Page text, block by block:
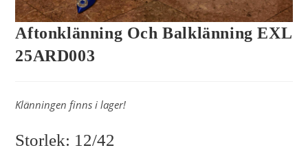
Aftonklänning Och Balklänning EXL
25ARD003
Klänningen finns i lager!
Storlek: 12/42